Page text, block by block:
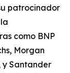
patrocinador
como BNP
Morgan
y Santander